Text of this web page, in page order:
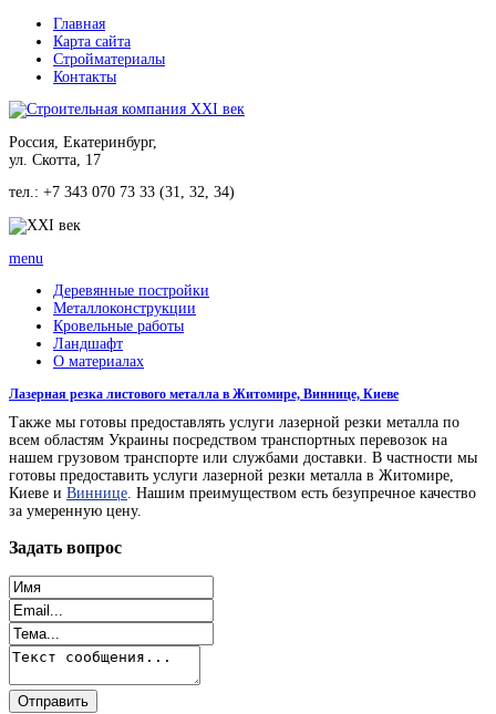
Главная
Карта сайта
Стройматериалы
Контакты
Россия, Екатеринбург,
ул. Скотта, 17
тел.: +7 343 070 73 33 (31, 32, 34)
menu
Деревянные постройки
Металлоконструкции
Кровельные работы
Ландшафт
О материалах
Лазерная резка листового металла в Житомире, Виннице, Киеве
Также мы готовы предоставлять услуги лазерной резки металла по
всем областям Украины посредством транспортных перевозок на
нашем грузовом транспорте или службами доставки. В частности мы
готовы предоставить услуги лазерной резки металла в Житомире,
Киеве и Виннице . Нашим преимуществом есть безупречное качество
за умеренную цену.
Задать вопрос